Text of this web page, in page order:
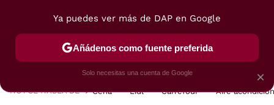
POSTRES VIAJES SELECCIÓN VEGUI
HOY SE HABLA DE Cena Lidl Carrefour Aire
×
Ya puedes ver más de DAP en Google
Añádenos como fuente preferida
Solo necesitas una cuenta de Google